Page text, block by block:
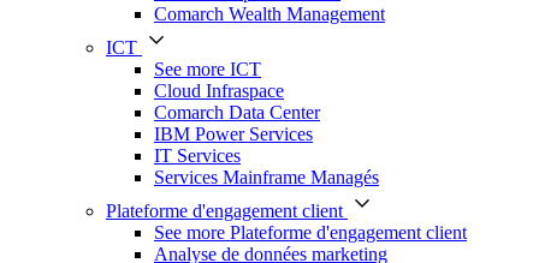
Comarch Wealth Management
ICT
See more ICT
Cloud Infraspace
Comarch Data Center
IBM Power Services
IT Services
Services Mainframe Managés
Plateforme d'engagement client
See more Plateforme d'engagement client
Analyse de données marketing